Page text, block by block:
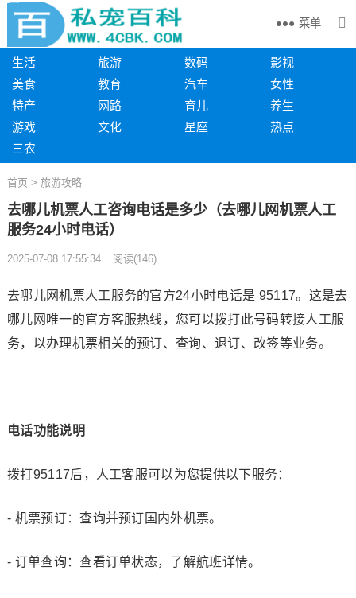
菜单
生活 旅游 数码
影视
美食
教育 汽车
女性
特产
网路 育儿
养生
游戏
文化 星座
热点
三农
首页 > 旅游攻略
去哪儿机票人工咨询电话是多少（去哪儿网机票人工
服务24小时电话）
2025-07-08 17:55:34 阅读(146)
去哪儿网机票人工服务的官方24小时电话是 95117。这是去
哪儿网唯一的官方客服热线，您可以拨打此号码转接人工服
务，以办理机票相关的预订、查询、退订、改签等业务。
电话功能说明
拨打95117后，人工客服可以为您提供以下服务：
- 机票预订：查询并预订国内外机票。
- 订单查询：查看订单状态，了解航班详情。